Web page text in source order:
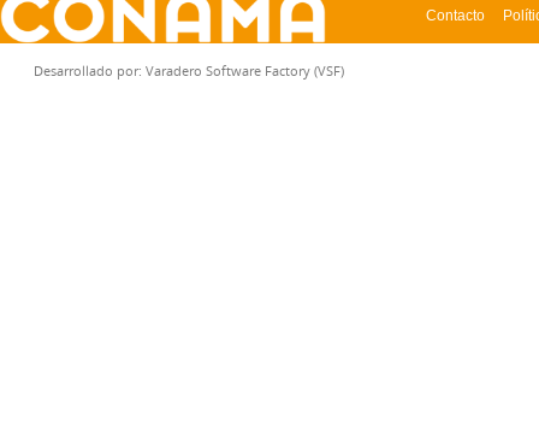
Contacto
Desarrollado por: Varadero Software Factory (VSF)
CONFIGURACIÓN DE COOKIES